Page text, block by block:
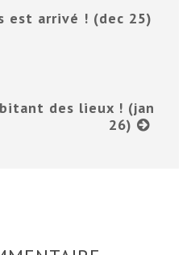
est arrivé ! (dec 25)
des lieux ! (jan
26)